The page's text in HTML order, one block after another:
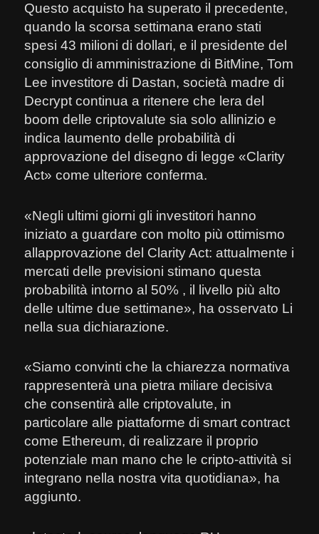
Questo acquisto ha superato il precedente,
quando la scorsa settimana erano stati
spesi 43 milioni di dollari, e il presidente del
consiglio di amministrazione di BitMine, Tom
Lee investitore di Dastan, società madre di
Decrypt continua a ritenere che lera del
boom delle criptovalute sia solo allinizio e
indica laumento delle probabilità di
approvazione del disegno di legge «Clarity
Act» come ulteriore conferma.
«Negli ultimi giorni gli investitori hanno
iniziato a guardare con molto più ottimismo
allapprovazione del Clarity Act: attualmente i
mercati delle previsioni stimano questa
probabilità intorno al 50% , il livello più alto
delle ultime due settimane», ha osservato Li
nella sua dichiarazione.
«Siamo convinti che la chiarezza normativa
rappresenterà una pietra miliare decisiva
che consentirà alle criptovalute, in
particolare alle piattaforme di smart contract
come Ethereum, di realizzare il proprio
potenziale man mano che le cripto-attività si
integrano nella nostra vita quotidiana», ha
aggiunto.